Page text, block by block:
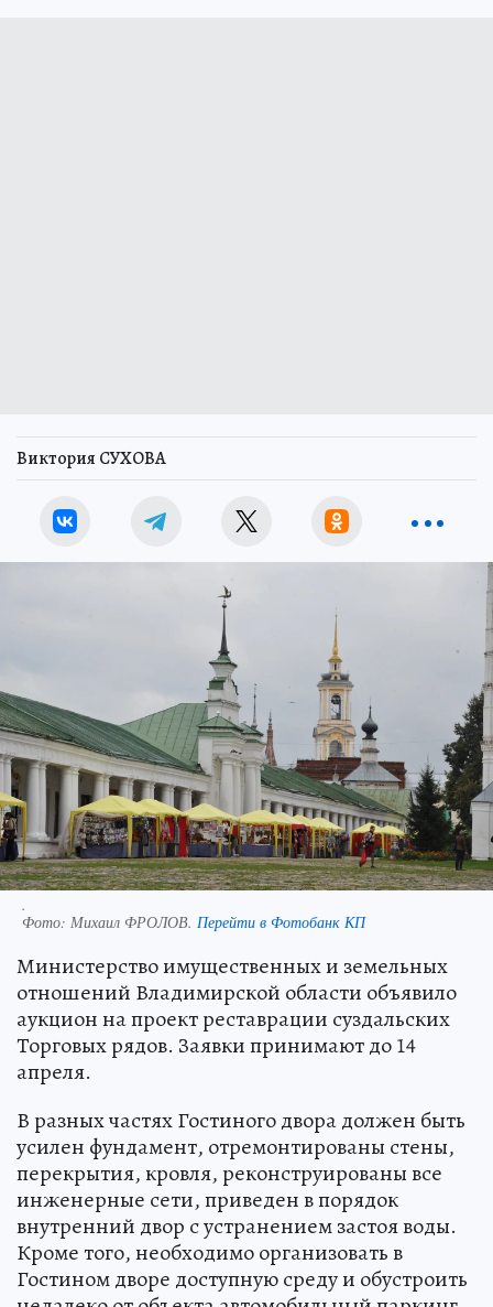
Виктория СУХОВА
.
Фото: Михаил ФРОЛОВ. Перейти в Фотобанк КП
Министерство имущественных и земельных
отношений Владимирской области объявило
аукцион на проект реставрации суздальских
Торговых рядов. Заявки принимают до 14
апреля.
В разных частях Гостиного двора должен быть
усилен фундамент, отремонтированы стены,
перекрытия, кровля, реконструированы все
инженерные сети, приведен в порядок
внутренний двор с устранением застоя воды.
Кроме того, необходимо организовать в
Гостином дворе доступную среду и обустроить